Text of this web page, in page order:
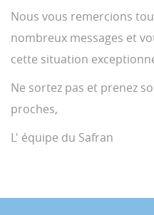
Nous vous remercions
nombreux messages et
cette situation
Ne sortez pas et prenez
proches,
L' équipe du Safran